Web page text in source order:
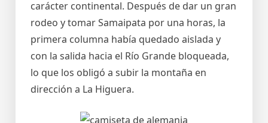
carácter continental. Después de dar un gran
rodeo y tomar Samaipata por una horas, la
primera columna había quedado aislada y
con la salida hacia el Río Grande bloqueada,
lo que los obligó a subir la montaña en
dirección a La Higuera.